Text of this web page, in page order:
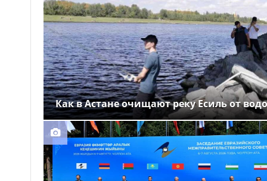
12:01
Выборы депутатов
Курултая: как узнать свой
избирательный участок
11:41
Служебная собака
помогла полицейским найти
пропавшую 18-летнюю
девушку в Караганде
Как в Астане очищают реку Есиль от